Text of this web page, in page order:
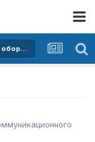
Покупка и продажа телекоммуникационного оборудования